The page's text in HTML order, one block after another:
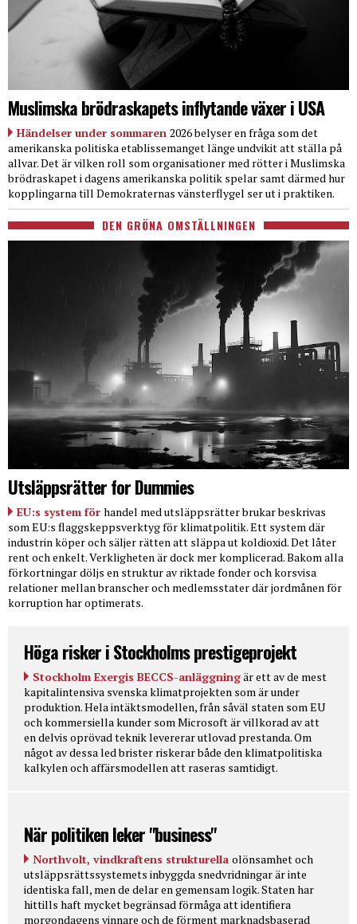
Muslimska brödraskapets inflytande växer i USA
Händelser under sommaren 2026 belyser en fråga som det
amerikanska politiska etablissemanget länge undvikit att ställa på
allvar. Det är vilken roll som organisationer med rötter i Muslimska
brödraskapet i dagens amerikanska politik spelar samt därmed hur
kopplingarna till Demokraternas vänsterflygel ser ut i praktiken.
DEN GRÖNA OMSTÄLLNINGEN
Utsläppsrätter for Dummies
EU:s system för handel med utsläppsrätter brukar beskrivas
som EU:s flaggskeppsverktyg för klimatpolitik. Ett system där
industrin köper och säljer rätten att släppa ut koldioxid. Det låter
rent och enkelt. Verkligheten är dock mer komplicerad. Bakom alla
förkortningar döljs en struktur av riktade fonder och korsvisa
relationer mellan branscher och medlemsstater där jordmånen för
korruption har optimerats.
Höga risker i Stockholms prestigeprojekt
Stockholm Exergis BECCS-anläggningär ett av de mest
kapitalintensiva svenska klimatprojekten som är under
produktion. Hela intäktsmodellen, från såväl staten som EU
och kommersiella kunder som Microsoft är villkorad av att
en delvis oprövad teknik levererar utlovad prestanda. Om
något av dessa led brister riskerar både den klimatpolitiska
kalkylen och affärsmodellen att raseras samtidigt.
När politiken leker "business"
Northvolt, vindkraftens strukturella olönsamhet och
utsläppsrättssystemets inbyggda snedvridningar är inte
identiska fall, men de delar en gemensam logik. Staten har
hittills haft mycket begränsad förmåga att identifiera
morgondagens vinnare och de förment marknadsbaserad